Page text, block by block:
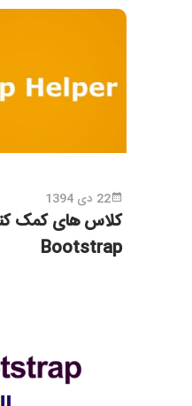
22 دی 1394
Bootstrap